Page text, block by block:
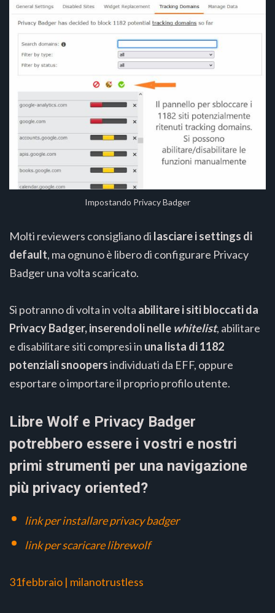
Impostando Privacy Badger
Molti reviewers consigliano di lasciare i settings di
default, ma ognuno è libero di configurare Privacy
Badger una volta scaricato.
Si potranno di volta in volta abilitare i siti bloccati da
Privacy Badger, inserendoli nelle whitelist, abilitare
e disabilitare siti compresi in una lista di 1182
potenziali snoopersindividuati da EFF, oppure
esportare o importare il proprio profilo utente.
Libre Wolf e Privacy Badger
potrebbero essere i vostri e nostri
primi strumenti per una navigazione
più privacy oriented?
link per installare privacy badger
link per scaricare librewolf
31febbraio | milanotrustless